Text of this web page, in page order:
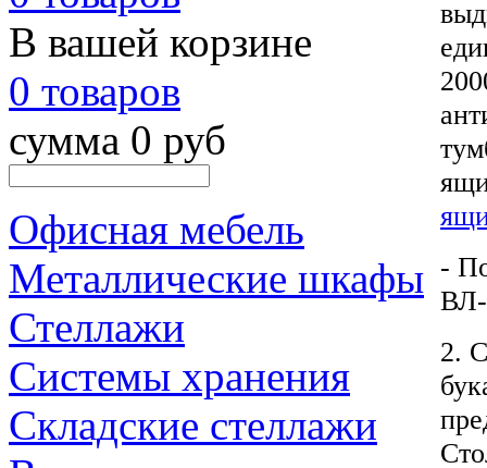
В вашей корзине
0 товаров
сумма 0 руб
Офисная мебель
Металлические шкафы
Стеллажи
Системы хранения
Складские стеллажи
-
ВЛ-
2.